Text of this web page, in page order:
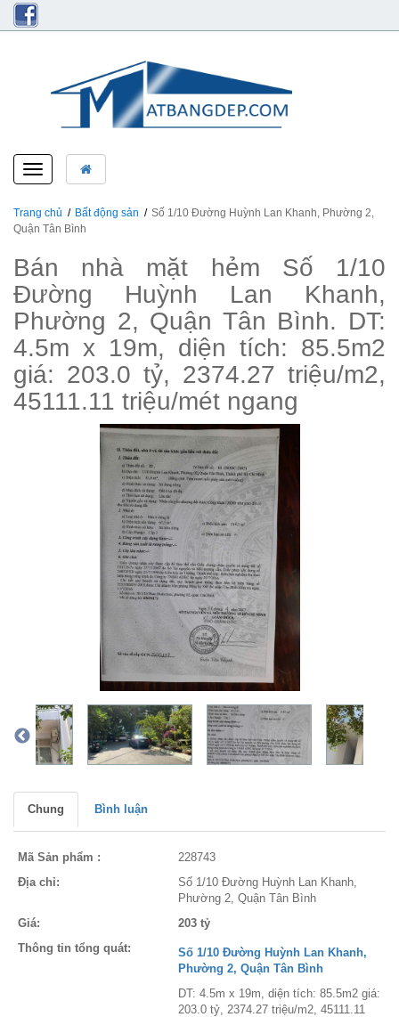
Toggle
navigation
Trang chủ Bất động sản
Số 1/10 Đường Huỳnh Lan Khanh, Phường 2,
Quận Tân Bình
Bán nhà mặt hẻm Số 1/10
Đường Huỳnh Lan Khanh,
Phường 2, Quận Tân Bình. DT:
4.5m x 19m, diện tích: 85.5m2
giá: 203.0 tỷ, 2374.27 triệu/m2,
45111.11 triệu/mét ngang
Chung Bình luận
Mã Sản phẩm :
228743
Địa chỉ:
Số 1/10 Đường Huỳnh Lan Khanh,
Phường 2, Quận Tân Bình
Giá:
203 tỷ
Thông tin tổng quát:
Số 1/10 Đường Huỳnh Lan Khanh,
Phường 2, Quận Tân Bình
DT: 4.5m x 19m, diện tích: 85.5m2 giá:
203.0 tỷ, 2374.27 triệu/m2, 45111.11